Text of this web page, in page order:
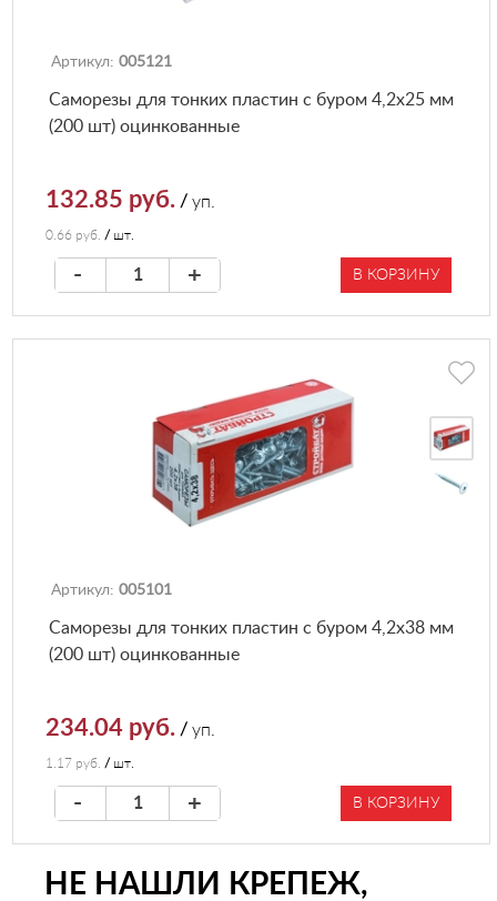
Артикул: 005121
Саморезы для тонких пластин с буром 4,2х25 мм
(200 шт) оцинкованные
132.85 руб. /уп.
0.66 руб. / шт.
- + В КОРЗИНУ
Артикул: 005101
Саморезы для тонких пластин с буром 4,2х38 мм
(200 шт) оцинкованные
234.04 руб. /уп.
1.17 руб. / шт.
- + В КОРЗИНУ
НЕ НАШЛИ КРЕПЕЖ,